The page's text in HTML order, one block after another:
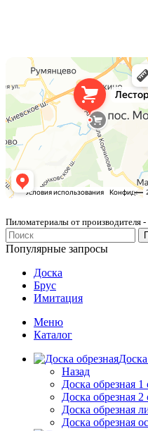
Лесторгмаркет
Пиломатериалы в Москве
Пиломатериалы от производителя
Популярные запросы
Доска
Брус
Имитация
Меню
Каталог
Назад
Доска обрезная 1
Доска обрезная 2
Доска обрезная
Доска обрезная